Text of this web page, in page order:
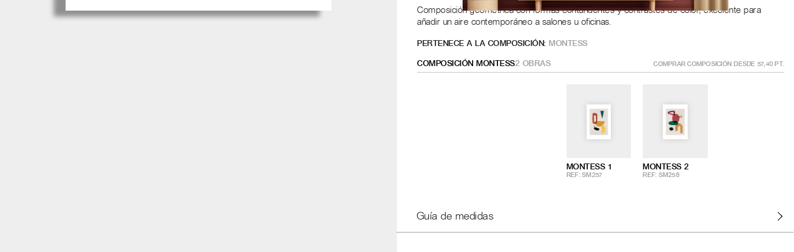
Composición geométrica con formas contundentes y contrastes de color, excelente para
añadir un aire contemporáneo a salones u oficinas.
PERTENECE A LA COMPOSICIÓN: MONTESS
COMPOSICIÓN MONTESS2 OBRAS COMPRAR COMPOSICIÓN DESDE 57,40 PT.
MONTESS 1
REF: SM257
MONTESS 2
REF: SM258
Guía de medidas